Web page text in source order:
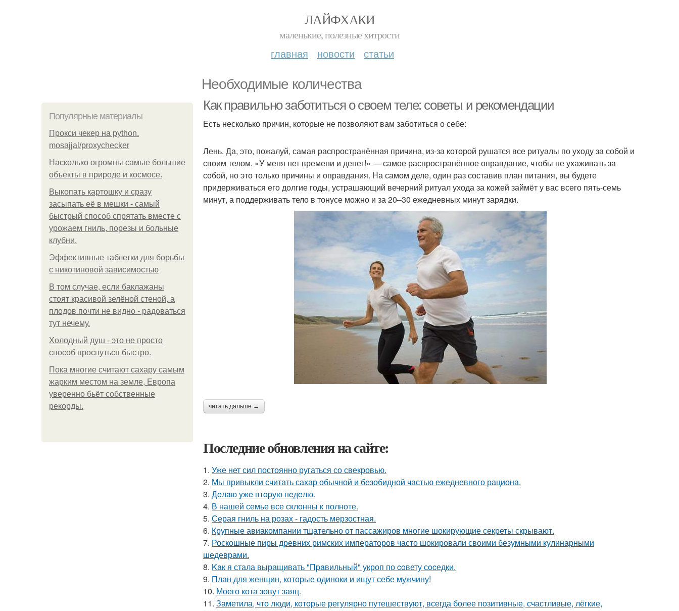
ЛАЙФХАКИ
маленькие, полезные хитрости
главная новости статьи
Необходимые количества
Популярные материалы
Прокси чекер на python.
mosajjal/proxychecker
Насколько огромны самые большие
объекты в природе и космосе.
Выкопать картошку и сразу
засыпать её в мешки - самый
быстрый способ спрятать вместе с
урожаем гниль, порезы и больные
клубни.
Эффективные таблетки для борьбы
с никотиновой зависимостью
В том случае, если баклажаны
стоят красивой зелёной стеной, а
плодов почти не видно - радоваться
тут нечему.
Холодный душ - это не просто
способ проснуться быстро.
Пока многие считают сахару самым
жарким местом на земле, Европа
уверенно бьёт собственные
рекорды.
Как правильно заботиться о своем теле: советы и рекомендации
Есть несколько причин, которые не позволяют вам заботиться о себе:
Лень. Да, это, пожалуй, самая распространённая причина, из-за которой рушатся все ритуалы по уходу за собой и
своим телом. «У меня нет времени и денег!» — самое распространённое оправдание, чтобы не ухаживать за
собой, но это только причины и оправдания. На самом деле, один раз составив план питания, вы будете
придерживаться его долгие годы, устрашающий вечерний ритуал ухода за кожей займёт у вас всего пять-семь
минут, а поддерживать тело в тонусе можно и за 20–30 ежедневных минут зарядки.
читать дальше →
Последние обновления на сайте:
1. Уже нет сил постоянно ругаться со свекровью.
2. Мы привыкли считать сахар обычной и безобидной частью ежедневного рациона.
3. Дeлaю yжe втopую нeдeлю.
4. В нашей семье все склонны к полноте.
5. Серая гниль на розах - гадость мерзостная.
6. Крупные авиакомпании тщательно от пассажиров многие шокирующие секреты скрывают.
7. Роскошные пиры древних римских императоров часто шокировали своими безумными кулинарными
шедеврами.
8. Kaк я стала выращивать "Пpaвильный" укроп по coвету сocедки.
9. План для женщин, которые одиноки и ищут себе мужчину!
10. Моего кота зовут заяц.
11. Заметила, что люди, которые регулярно путешествуют, всегда более позитивные, счастливые, лёгкие,